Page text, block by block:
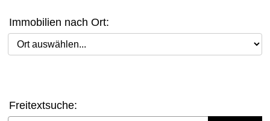
Immobilien nach Ort:
Ort auswählen
Freitextsuche: